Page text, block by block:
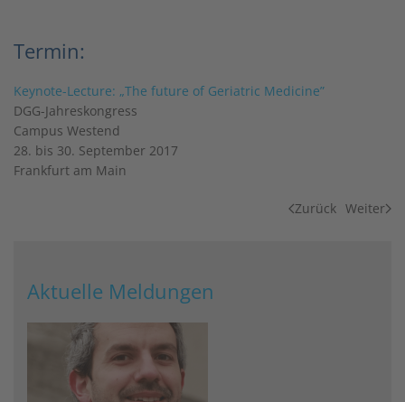
Termin:
Keynote-Lecture: „The future of Geriatric Medicine”
DGG-Jahreskongress
Campus Westend
28. bis 30. September 2017
Frankfurt am Main
Zurück Weiter
Aktuelle Meldungen